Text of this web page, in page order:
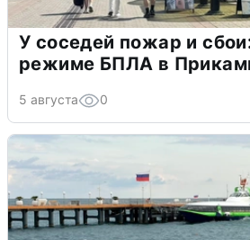
У соседей пожар и
режиме БПЛА в
5 августа 0